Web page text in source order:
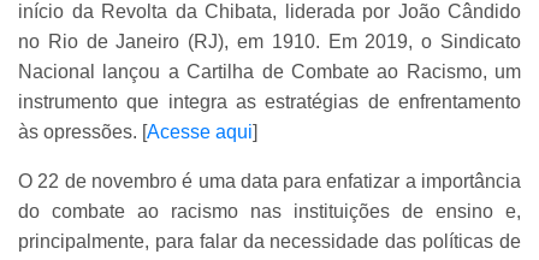
início da Revolta da Chibata, liderada por João Cândido
no Rio de Janeiro (RJ), em 1910. Em 2019, o Sindicato
Nacional lançou a Cartilha de Combate ao Racismo, um
instrumento que integra as estratégias de enfrentamento
às opressões. [Acesse aqui]
O 22 de novembro é uma data para enfatizar a importância
do combate ao racismo nas instituições de ensino e,
principalmente, para falar da necessidade das políticas de